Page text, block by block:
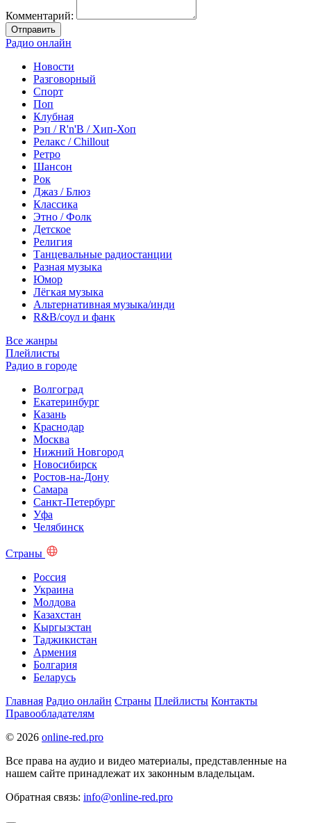
Комментарий:
Отправить
Радио онлайн
Новости
Разговорный
Спорт
Поп
Клубная
Рэп / R'n'B / Хип-Хоп
Релакс / Chillout
Ретро
Шансон
Рок
Джаз / Блюз
Классика
Этно / Фолк
Детское
Религия
Танцевальные радиостанции
Разная музыка
Юмор
Лёгкая музыка
Альтернативная музыка/инди
R&B/cоул и фанк
Все жанры
Плейлисты
Радио в городе
Волгоград
Екатеринбург
Казань
Краснодар
Москва
Нижний Новгород
Новосибирск
Ростов-на-Дону
Самара
Санкт-Петербург
Уфа
Челябинск
Страны
Россия
Украина
Молдова
Казахстан
Кыргызстан
Таджикистан
Армения
Болгария
Беларусь
Главная Радио онлайн Страны Плейлисты Контакты
Правообладателям
© 2026 online-red.pro
Все права на аудио и видео материалы, представленные на
нашем сайте принадлежат их законным владельцам.
Обратная связь: info@online-red.pro